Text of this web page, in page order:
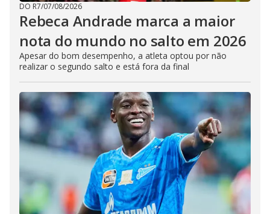
DO R7/07/08/2026
Rebeca Andrade marca a maior
nota do mundo no salto em 2026
Apesar do bom desempenho, a atleta optou por não
realizar o segundo salto e está fora da final